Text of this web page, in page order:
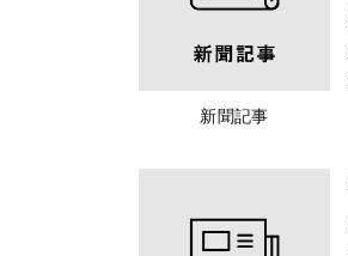
新聞記事